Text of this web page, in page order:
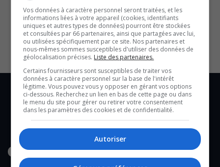
SOUTENIR NOS MÉDIAS, C’EST PROTÉGER NOTRE
CULTURE ET NOTRE ÉCONOMIE
Vos données à caractère personnel seront traitées, et les
informations liées à votre appareil (cookies, identifiants
uniques et autres types de données) pourront être stockées
et consultées par 66 partenaires, ainsi que partagées avec lui,
ou utilisées spécifiquement par ce site. Nos partenaires et
nous-mêmes sommes susceptibles d'utiliser des données de
géolocalisation précises. Liste des partenaires.
Certains fournisseurs sont susceptibles de traiter vos
données à caractère personnel sur la base de l'intérêt
légitime. Vous pouvez vous y opposer en gérant vos options
ci-dessous. Recherchez un lien en bas de cette page ou dans
le menu du site pour gérer ou retirer votre consentement
dans les paramètres des cookies et de confidentialité.
Autoriser